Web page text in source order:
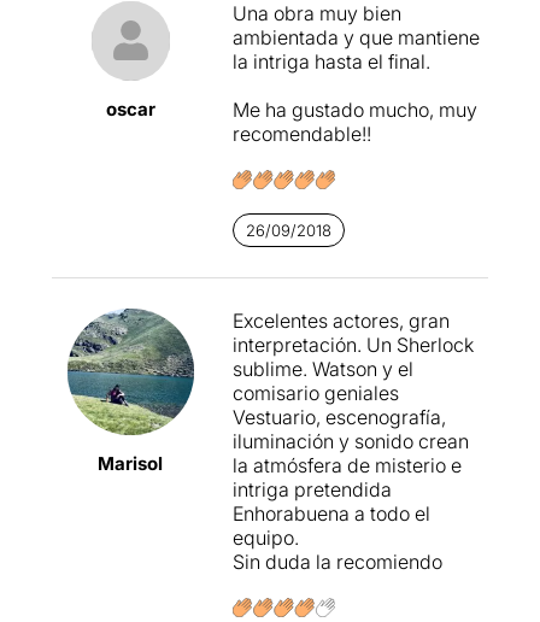
oscar
Una obra muy bien
ambientada y que mantiene
la intriga hasta el final.
Me ha gustado mucho, muy
recomendable!!
26/09/2018
Marisol
Excelentes actores, gran
interpretación. Un Sherlock
sublime. Watson y el
comisario geniales
Vestuario, escenografía,
iluminación y sonido crean
la atmósfera de misterio e
intriga pretendida
Enhorabuena a todo el
equipo.
Sin duda la recomiendo